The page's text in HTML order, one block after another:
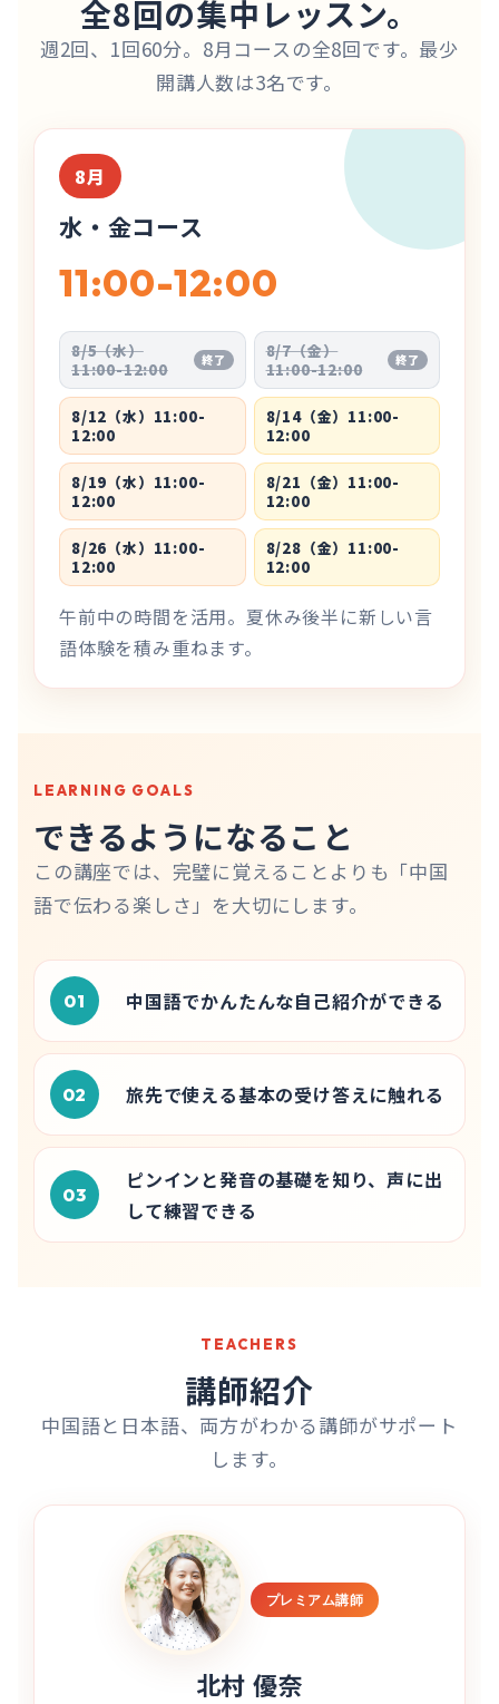
全8回の集中レッスン。
週2回、1回60分。8月コースの全8回です。最少
開講人数は3名です。
8月
水・金コース
11:00-12:00
8/5（水）
11:00-12:00
終了
8/7（金）
11:00-12:00
終了
8/12（水）11:00-
12:00
8/14（金）11:00-
12:00
8/19（水）11:00-
12:00
8/21（金）11:00-
12:00
8/26（水）11:00-
12:00
8/28（金）11:00-
12:00
午前中の時間を活用。夏休み後半に新しい言
語体験を積み重ねます。
LEARNING GOALS
できるようになるこ⁠と
この講座では、完璧に覚えることよりも「中国
語で伝わる楽しさ」を大切にします。
01 中国語でかんたんな自己紹介ができる
02 旅先で使える基本の受け答えに触れる
03
ピンインと発音の基礎を知り、声に出
して練習できる
TEACHERS
講師紹介
中国語と日本語、両方がわかる講師がサポート
します。
プレミアム講師
北村 優奈